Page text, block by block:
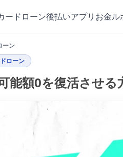
ードローン後払いアプリ お金ル
ーン
ローン
能額0を復活させ